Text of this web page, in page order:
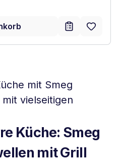
mit Smeg
vielseitigen
Küche: Smeg
mit Grill